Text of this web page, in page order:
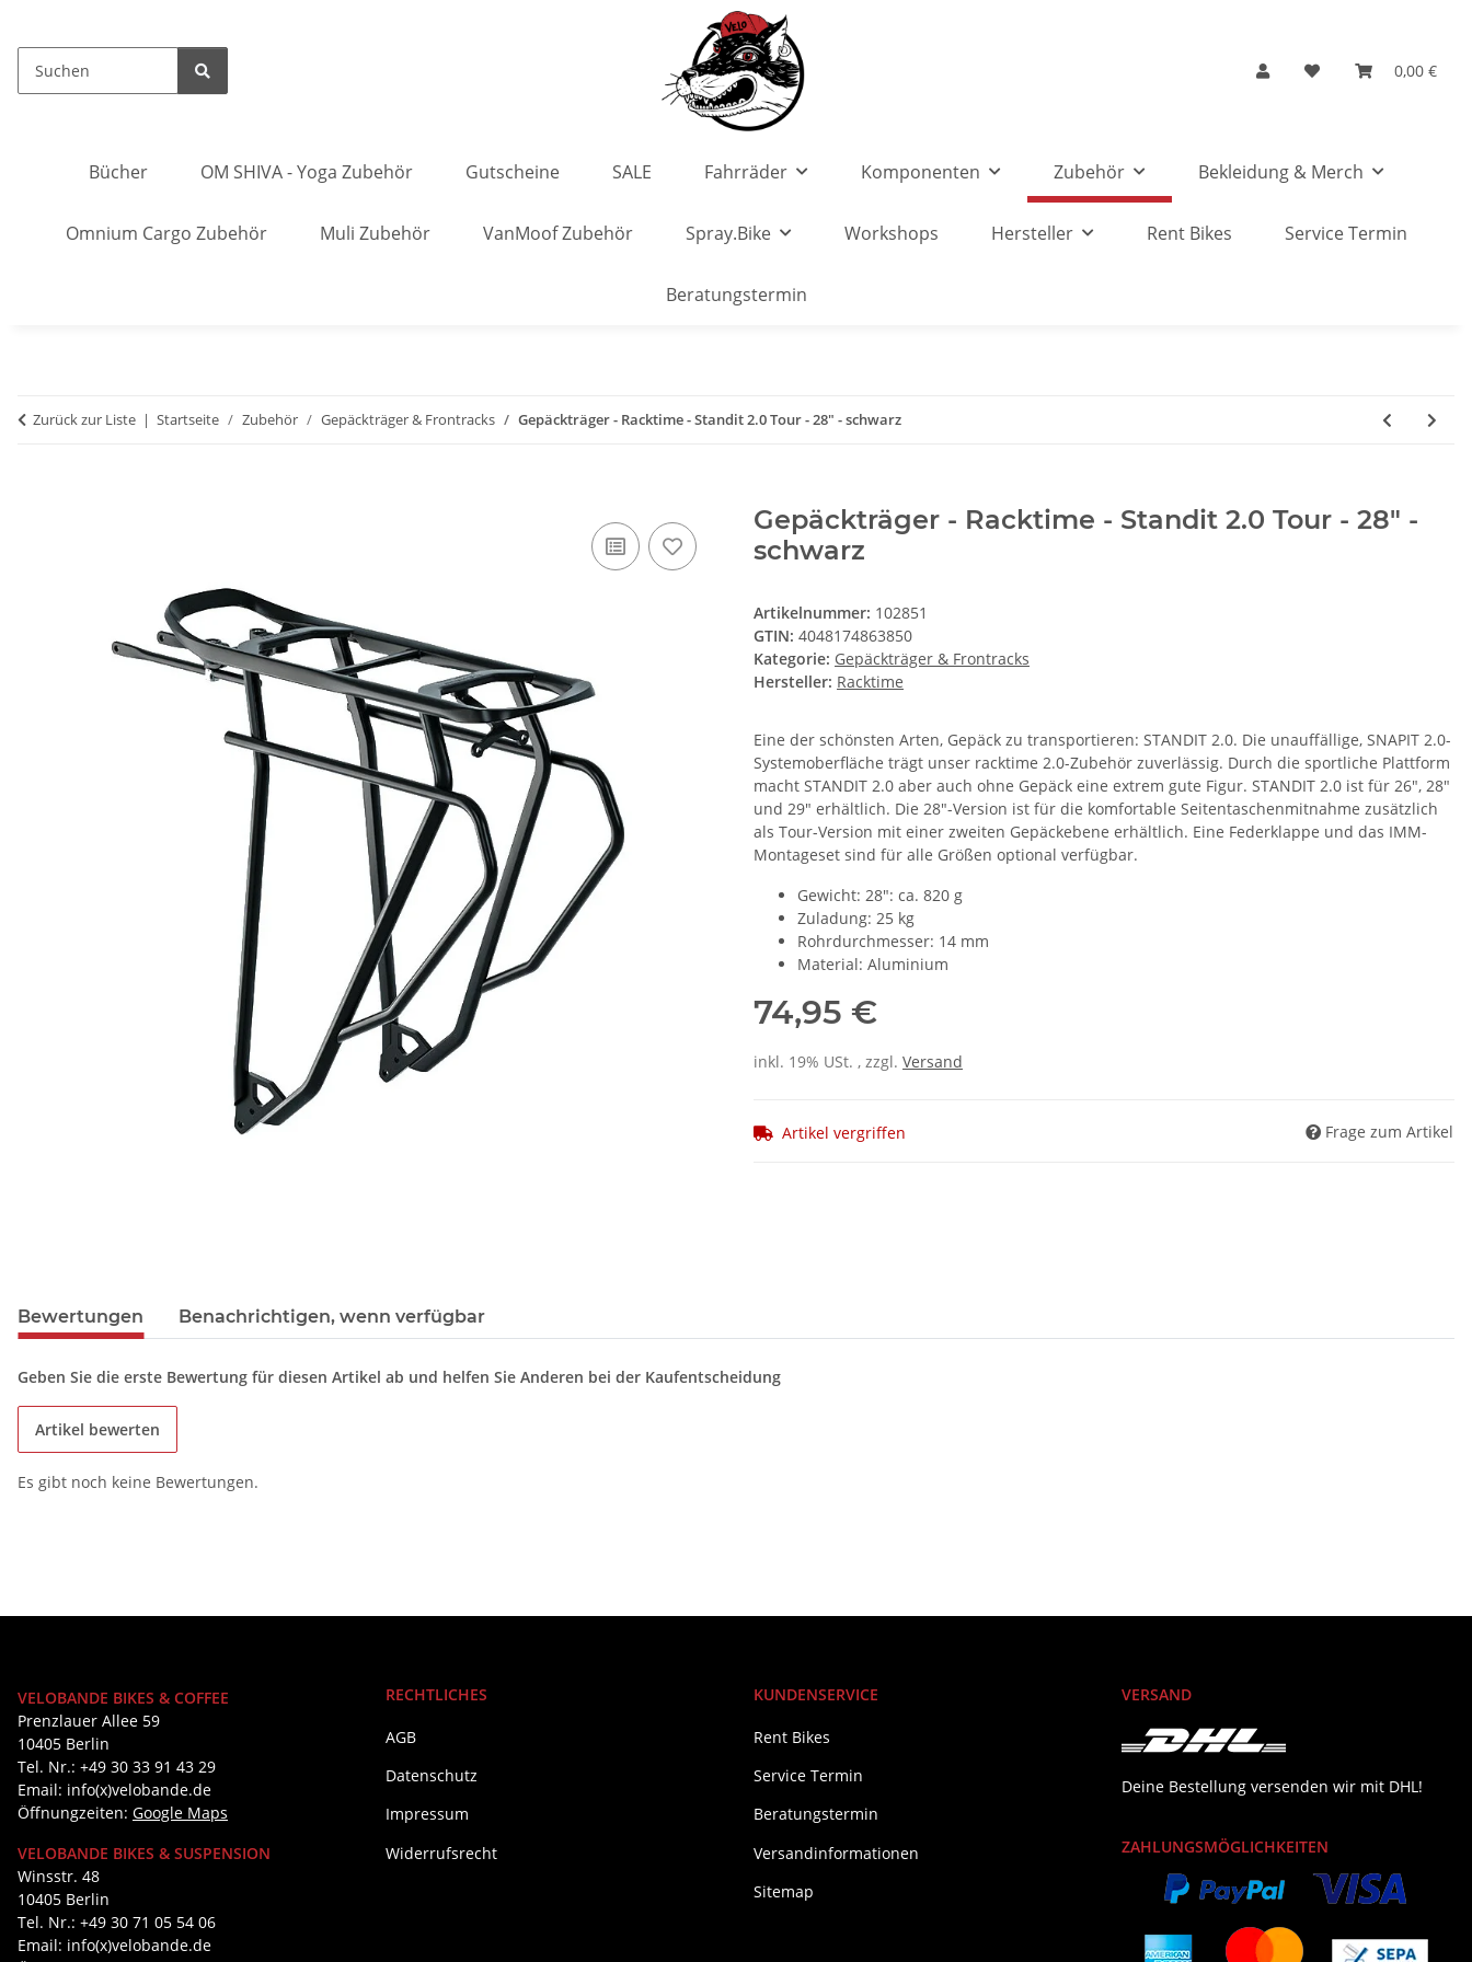
0,00 €
Bücher OM SHIVA - Yoga Zubehör Gutscheine SALE Fahrräder Komponenten Zubehör Bekleidung & Merch
Omnium Cargo Zubehör Muli Zubehör VanMoof Zubehör Spray.Bike Workshops Hersteller Rent Bikes Service Termin
Beratungstermin
Zurück zur Liste Startseite Zubehör Gepäckträger & Frontracks Gepäckträger - Racktime - Standit 2.0 Tour - 28" - schwarz
Gepäckträger - Racktime - Standit 2.0 Tour - 28" -
schwarz
Artikelnummer: 102851
GTIN: 4048174863850
Kategorie: Gepäckträger & Frontracks
Hersteller: Racktime
Eine der schönsten Arten, Gepäck zu transportieren: STANDIT 2.0. Die unauffällige, SNAPIT 2.0-
Systemoberfläche trägt unser racktime 2.0-Zubehör zuverlässig. Durch die sportliche Plattform
macht STANDIT 2.0 aber auch ohne Gepäck eine extrem gute Figur. STANDIT 2.0 ist für 26", 28"
und 29" erhältlich. Die 28"-Version ist für die komfortable Seitentaschenmitnahme zusätzlich
als Tour-Version mit einer zweiten Gepäckebene erhältlich. Eine Federklappe und das IMM-
Montageset sind für alle Größen optional verfügbar.
Gewicht: 28": ca. 820 g
Zuladung: 25 kg
Rohrdurchmesser: 14 mm
Material: Aluminium
74,95 €
inkl. 19% USt. , zzgl. Versand
Artikel vergriffen Frage zum Artikel
Bewertungen Benachrichtigen, wenn verfügbar
Geben Sie die erste Bewertung für diesen Artikel ab und helfen Sie Anderen bei der Kaufentscheidung
Artikel bewerten
Es gibt noch keine Bewertungen.
VELOBANDE BIKES & COFFEE
Prenzlauer Allee 59
10405 Berlin
Tel. Nr.: +49 30 33 91 43 29
Email: info(x)velobande.de
Öffnungzeiten: Google Maps
VELOBANDE BIKES & SUSPENSION
Winsstr. 48
10405 Berlin
Tel. Nr.: +49 30 71 05 54 06
Email: info(x)velobande.de
RECHTLICHES
AGB
Datenschutz
Impressum
Widerrufsrecht
KUNDENSERVICE
Rent Bikes
Service Termin
Beratungstermin
Versandinformationen
Sitemap
VERSAND
Deine Bestellung versenden wir mit DHL!
ZAHLUNGSMÖGLICHKEITEN